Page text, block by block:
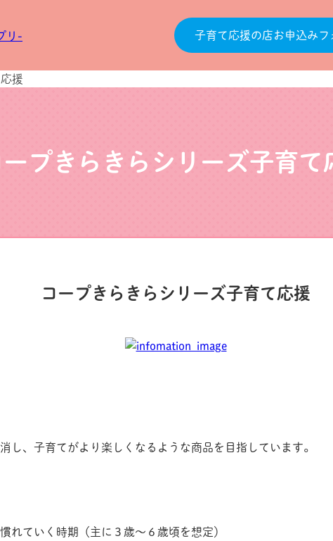
子育て応援の店お申込みフ
援
ープきらきらシリーズ子育て
コープきらきらシリーズ子育て応援
し、子育てがより楽しくなるような商品を目指しています。
れていく時期（主に３歳～６歳頃を想定）